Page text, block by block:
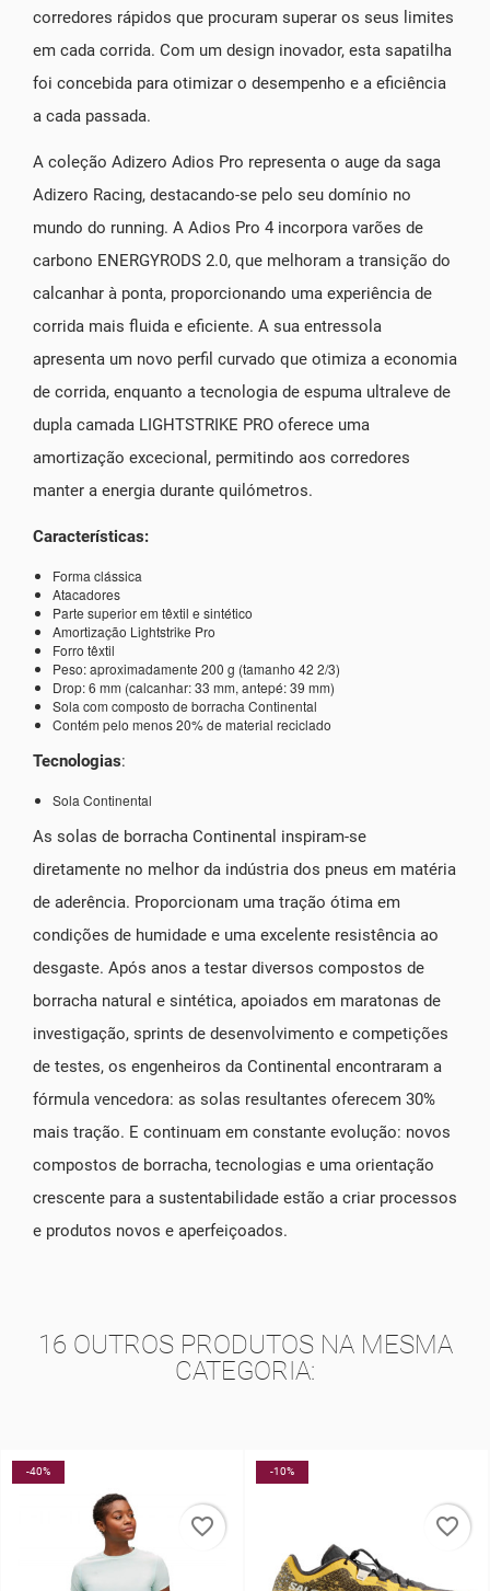
corredores rápidos que procuram superar os seus limites
em cada corrida. Com um design inovador, esta sapatilha
foi concebida para otimizar o desempenho e a eficiência
a cada passada.
A coleção Adizero Adios Pro representa o auge da saga
Adizero Racing, destacando-se pelo seu domínio no
mundo do running. A Adios Pro 4 incorpora varões de
carbono ENERGYRODS 2.0, que melhoram a transição do
calcanhar à ponta, proporcionando uma experiência de
corrida mais fluida e eficiente. A sua entressola
apresenta um novo perfil curvado que otimiza a economia
de corrida, enquanto a tecnologia de espuma ultraleve de
dupla camada LIGHTSTRIKE PRO oferece uma
amortização excecional, permitindo aos corredores
manter a energia durante quilómetros.
Características:
Forma clássica
Atacadores
Parte superior em têxtil e sintético
Amortização Lightstrike Pro
Forro têxtil
Peso: aproximadamente 200 g (tamanho 42 2/3)
Drop: 6 mm (calcanhar: 33 mm, antepé: 39 mm)
Sola com composto de borracha Continental
Contém pelo menos 20% de material reciclado
Tecnologias:
Sola Continental
As solas de borracha Continental inspiram-se
diretamente no melhor da indústria dos pneus em matéria
de aderência. Proporcionam uma tração ótima em
condições de humidade e uma excelente resistência ao
desgaste. Após anos a testar diversos compostos de
borracha natural e sintética, apoiados em maratonas de
investigação, sprints de desenvolvimento e competições
de testes, os engenheiros da Continental encontraram a
fórmula vencedora: as solas resultantes oferecem 30%
mais tração. E continuam em constante evolução: novos
compostos de borracha, tecnologias e uma orientação
crescente para a sustentabilidade estão a criar processos
e produtos novos e aperfeiçoados.
16 OUTROS PRODUTOS NA MESMA
CATEGORIA:
-40%
favorite_border
-10%
favorite_border